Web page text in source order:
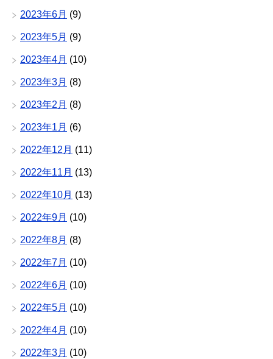
2023年6月 (9)
2023年5月 (9)
2023年4月 (10)
2023年3月 (8)
2023年2月 (8)
2023年1月 (6)
2022年12月 (11)
2022年11月 (13)
2022年10月 (13)
2022年9月 (10)
2022年8月 (8)
2022年7月 (10)
2022年6月 (10)
2022年5月 (10)
2022年4月 (10)
2022年3月 (10)